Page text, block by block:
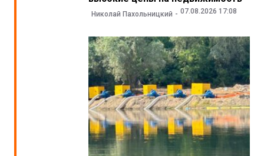
Николай Пахольницкий 07.08.2026 17:08